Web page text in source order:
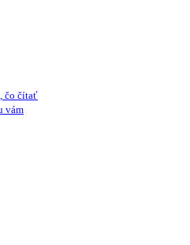
čo čítať
vám